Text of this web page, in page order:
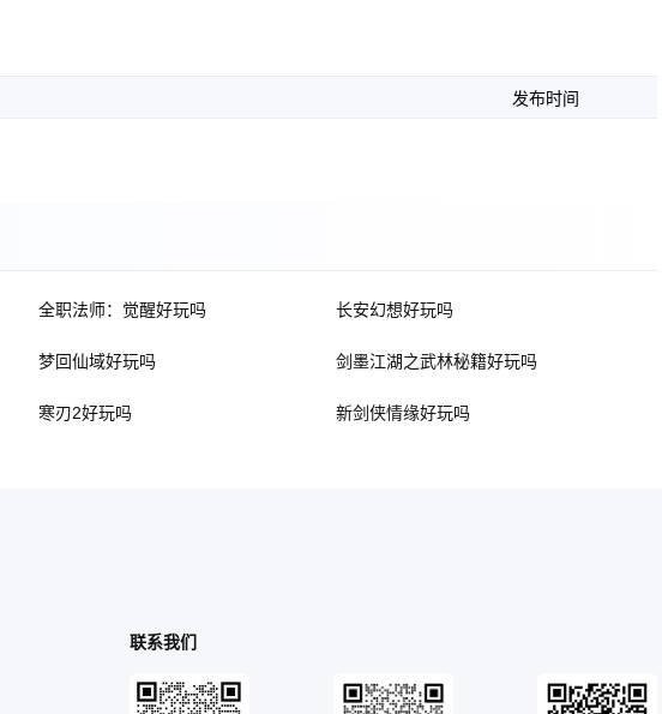
发布时间
全职法师：觉醒好玩吗 长安幻想好玩吗
梦回仙域好玩吗 剑墨江湖之武林秘籍好玩吗
寒刃2好玩吗 新剑侠情缘好玩吗
联系我们